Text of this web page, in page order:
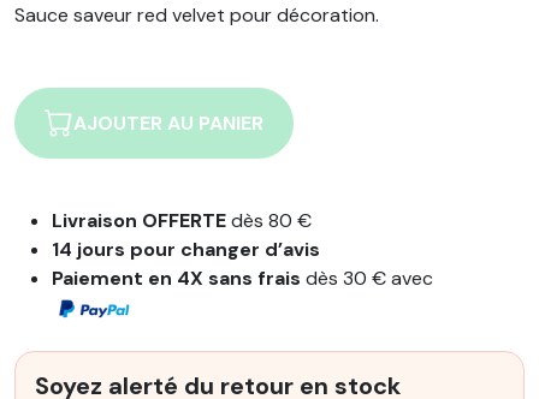
Sauce saveur red velvet pour décoration.
AJOUTER AU PANIER
Livraison OFFERTEdès 80 €
14 jours pour changer d’avis
Paiement en 4X sans fraisdès 30 € avec
Soyez alerté du retour en stock